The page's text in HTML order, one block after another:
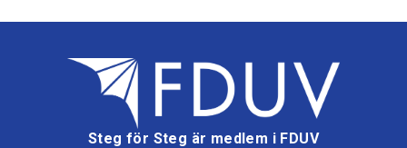
Steg för Steg är medlem i FDUV